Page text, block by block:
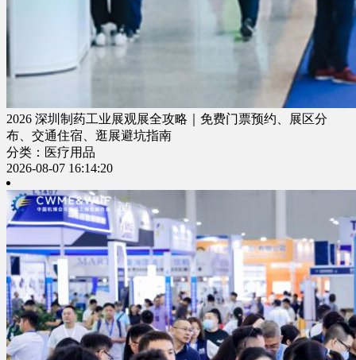
2026 深圳制药工业展观展全攻略｜免费门票预约、展区分
布、交通住宿、逛展避坑指南
分类：医疗用品
2026-08-07 16:14:20